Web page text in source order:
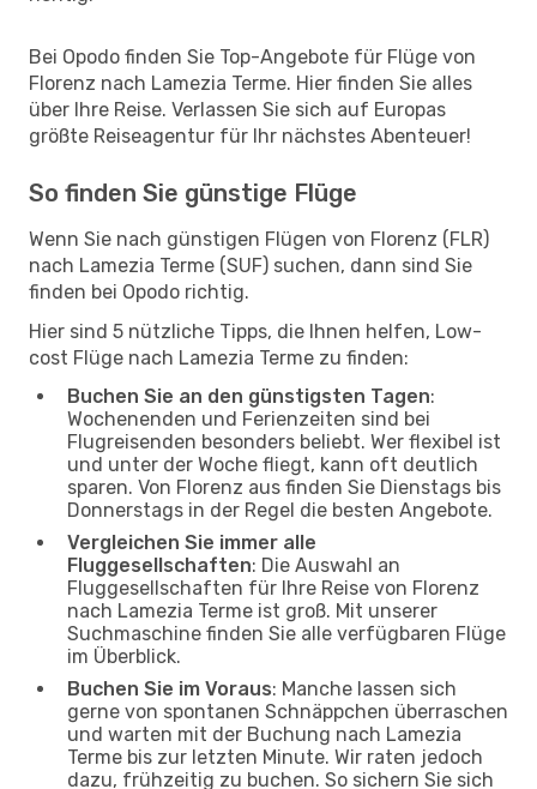
Bei Opodo finden Sie Top-Angebote für Flüge von
Florenz nach Lamezia Terme. Hier finden Sie alles
über Ihre Reise. Verlassen Sie sich auf Europas
größte Reiseagentur für Ihr nächstes Abenteuer!
So finden Sie günstige Flüge
Wenn Sie nach günstigen Flügen von Florenz (FLR)
nach Lamezia Terme (SUF) suchen, dann sind Sie
finden bei Opodo richtig.
Hier sind 5 nützliche Tipps, die Ihnen helfen, Low-
cost Flüge nach Lamezia Terme zu finden:
Buchen Sie an den günstigsten Tagen:
Wochenenden und Ferienzeiten sind bei
Flugreisenden besonders beliebt. Wer flexibel ist
und unter der Woche fliegt, kann oft deutlich
sparen. Von Florenz aus finden Sie Dienstags bis
Donnerstags in der Regel die besten Angebote.
Vergleichen Sie immer alle
Fluggesellschaften: Die Auswahl an
Fluggesellschaften für Ihre Reise von Florenz
nach Lamezia Terme ist groß. Mit unserer
Suchmaschine finden Sie alle verfügbaren Flüge
im Überblick.
Buchen Sie im Voraus: Manche lassen sich
gerne von spontanen Schnäppchen überraschen
und warten mit der Buchung nach Lamezia
Terme bis zur letzten Minute. Wir raten jedoch
dazu, frühzeitig zu buchen. So sichern Sie sich